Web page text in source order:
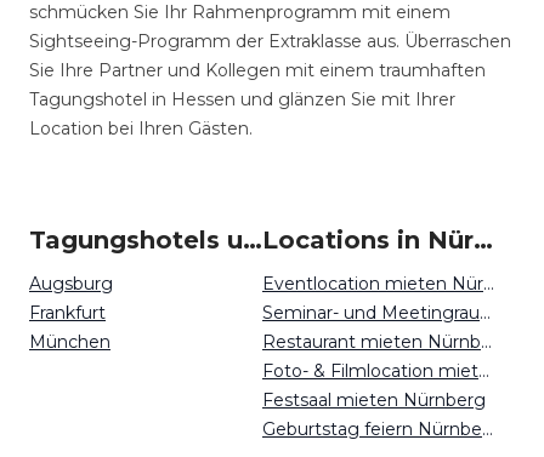
schmücken Sie Ihr Rahmenprogramm mit einem
Sightseeing-Programm der Extraklasse aus. Überraschen
Sie Ihre Partner und Kollegen mit einem traumhaften
Tagungshotel in Hessen und glänzen Sie mit Ihrer
Location bei Ihren Gästen.
Tagungshotels um Nürnberg
Augsburg
Frankfurt
München
Locations in Nürnberg mieten
Eventlocation mieten Nürnberg
Seminar- und Meetingraum mieten Nürnberg
Restaurant mieten Nürnberg
Foto- & Filmlocation mieten Nürnberg
Festsaal mieten Nürnberg
Geburtstag feiern Nürnberg